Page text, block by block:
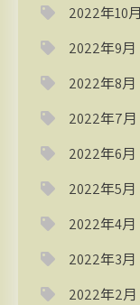
2022年10月
2022年9月
2022年8月
2022年7月
2022年6月
2022年5月
2022年4月
2022年3月
2022年2月